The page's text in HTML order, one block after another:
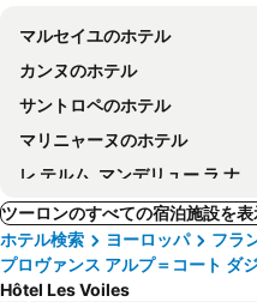
マルセイユのホテル
カンヌのホテル
サントロペのホテル
マリニャーヌのホテル
レ テルム, マンデリュー ラ ナプルのホテル
ツーロンのすべての宿泊施設を表
ホテル検索
ヨーロッパ
フラ
プロヴァンス アルプ＝コート ダ
Hôtel Les Voiles